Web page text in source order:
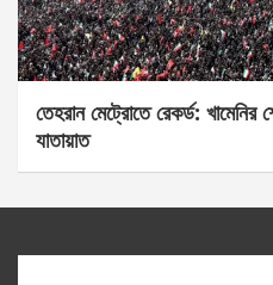
তেহরান মেট্রোতে রেকর্ড: খামেনির
যাতায়াত